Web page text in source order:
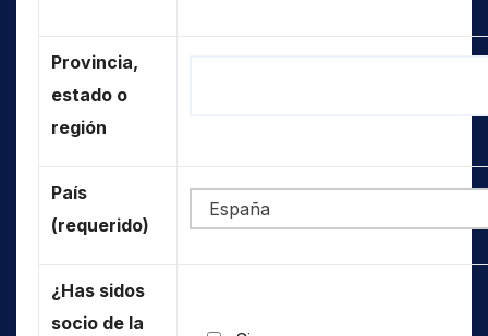
Provincia,
estado o
región
País
(requerido)
¿Has sidos
socio de la